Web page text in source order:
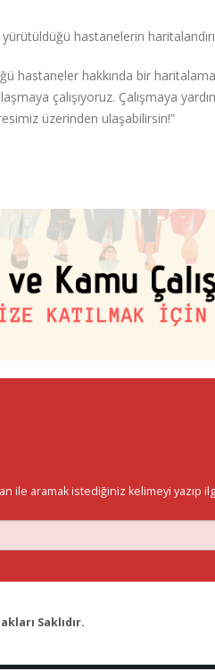
hastanelerin
hastaneler hakkında bir
çalışıyoruz. Çalışmaya
üzerinden ulaşabilirsin!”
ile aramak istediğiniz kelimeyi yazıp
Saklıdır.